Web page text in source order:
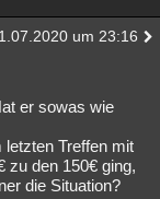
um 23:16
er sowas wie
Treffen mit
zu den 150€ ging,
die Situation?